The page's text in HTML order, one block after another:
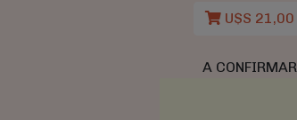
U$S 21,00
A CONFIRMAR